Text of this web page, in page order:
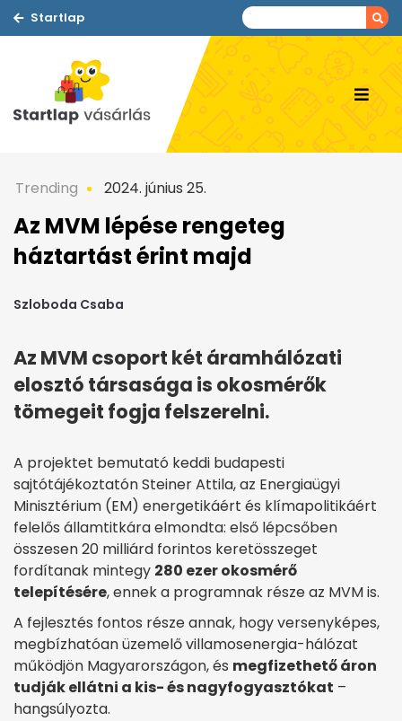
Startlap
Trending 2024. június 25.
Az MVM lépése rengeteg
háztartást érint majd
Szloboda Csaba
Az MVM csoport két áramhálózati
elosztó társasága is okosmérők
tömegeit fogja felszerelni.
A projektet bemutató keddi budapesti
sajtótájékoztatón Steiner Attila, az Energiaügyi
Minisztérium (EM) energetikáért és klímapolitikáért
felelős államtitkára elmondta: első lépcsőben
összesen 20 milliárd forintos keretösszeget
fordítanak mintegy 280 ezer okosmérő
telepítésére, ennek a programnak része az MVM is.
A fejlesztés fontos része annak, hogy versenyképes,
megbízhatóan üzemelő villamosenergia-hálózat
működjön Magyarországon, és megfizethető áron
tudják ellátni a kis- és nagyfogyasztókat –
hangsúlyozta.